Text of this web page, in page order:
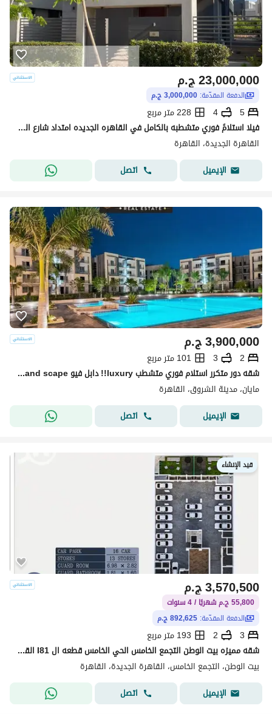
ج.م23,000,000
الدفعة المقدّمة: 3,000,000 ج.م
5
4
228 متر مربع
فيلا استلامً فوري متشطبه بالكامل في القاهره الجديده امتداد شارع التسعين
القاهرة الجديدة، القاهرة
الإيميل
اتصل
ج.م3,900,000
2
3
101 متر مربع
شقه دور متكرر استلام فوري متشطب luxury!! دابل فيو pool+land scape تقسيمه رائعه باسهل خطط سداد بدون ضغط وتقسيط 10سـ بجوا لافيستا باتيو كازا + سوان ليك
مايان، مدينة الشروق، القاهرة
الإيميل
اتصل
قيد الإنشاء
ج.م3,570,500
55,800 ج.م شهريًا / 4 سنوات
الدفعة المقدّمة: 892,625 ج.م
3
2
193 متر مربع
شقه مميزه بيت الوطن التجمع الخامس الحي الخامس قطعه ال I81 القاهره
بيت الوطن، التجمع الخامس، القاهرة الجديدة، القاهرة
الإيميل
اتصل